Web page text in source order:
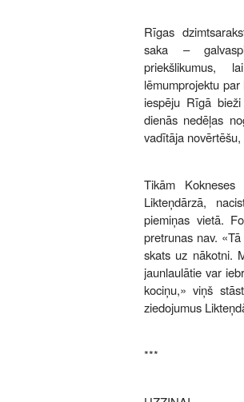
Rīgas
saka –
priekšlikumus,
lēmumprojektu
iespēju Rīgā
dienās nedēļas
vadītāja
Tikām
Likteņdārzā,
piemiņas vietā.
pretrunas nav.
skats uz nākotni.
jaunlaulātie var
kociņu,» viņš
ziedojumus
***